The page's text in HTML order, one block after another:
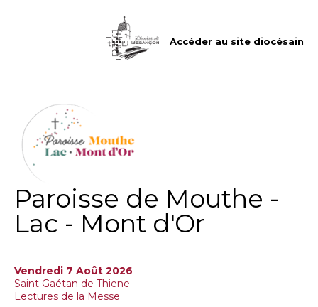
Accéder au site diocésain
Paroisse de Mouthe -
Lac - Mont d'Or
Vendredi 7 Août 2026
Saint Gaétan de Thiene
Lectures de la Messe